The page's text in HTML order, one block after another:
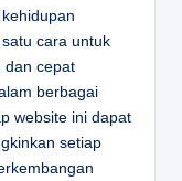
cara untuk
dan cepat
berbagai
website ini dapat
setiap